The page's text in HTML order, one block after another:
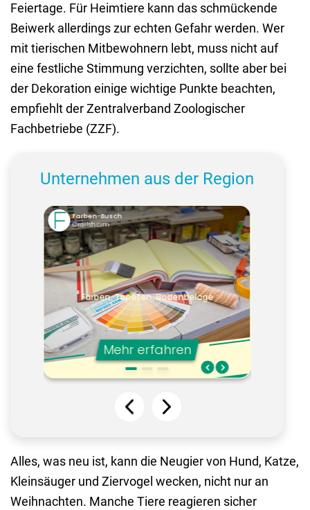
Feiertage. Für Heimtiere kann das schmückende
Beiwerk allerdings zur echten Gefahr werden. Wer
mit tierischen Mitbewohnern lebt, muss nicht auf
eine festliche Stimmung verzichten, sollte aber bei
der Dekoration einige wichtige Punkte beachten,
empfiehlt der Zentralverband Zoologischer
Fachbetriebe (ZZF).
Unternehmen aus der Region
Alles, was neu ist, kann die Neugier von Hund, Katze,
Kleinsäuger und Ziervogel wecken, nicht nur an
Weihnachten. Manche Tiere reagieren sicher